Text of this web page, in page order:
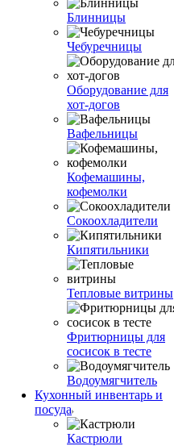
Блинницы
Чебуречницы
Оборудование для
хот-догов
Вафельницы
Кофемашины,
кофемолки
Сокоохладители
Кипятильники
Тепловые витрины
Фритюрницы для
сосисок в тесте
Водоумягчитель
Кухонный инвентарь и
посуда
Кастрюли